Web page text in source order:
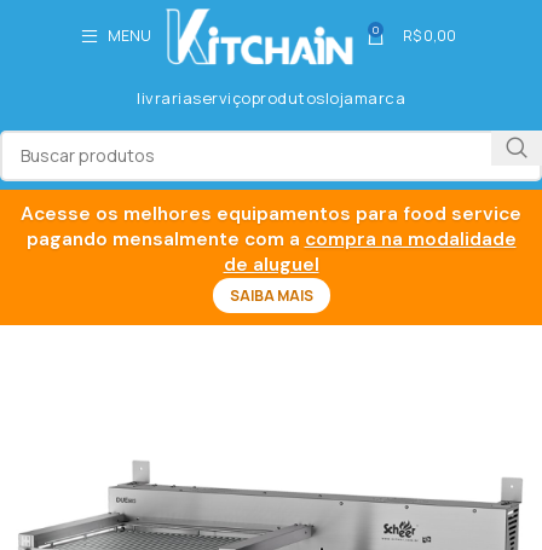
MENU 0 R$0,00
livrariaserviçoprodutoslojamarca
Acesse os melhores equipamentos para food service
pagando mensalmente com a compra na modalidade
de aluguel
SAIBA MAIS